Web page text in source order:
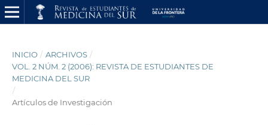
INICIO / ARCHIVOS /
VOL. 2 NÚM. 2 (2006): REVISTA DE ESTUDIANTES DE
MEDICINA DEL SUR
/
Artículos de Investigación